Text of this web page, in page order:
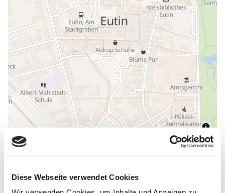
Diese Webseite verwendet Cookies